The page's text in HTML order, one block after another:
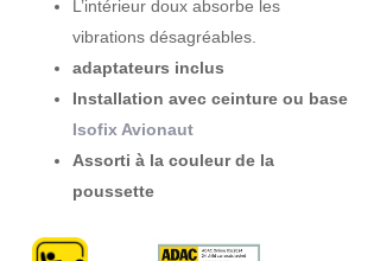
L’intérieur doux absorbe les
vibrations désagréables.
adaptateurs inclus
Installation avec ceinture ou base
Isofix Avionaut
Assorti à la couleur de la
poussette